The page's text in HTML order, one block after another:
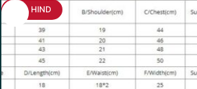
HEA HIND